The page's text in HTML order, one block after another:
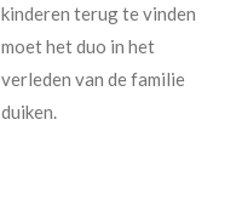
kinderen terug te vinden
moet het duo in het
verleden van de familie
duiken.